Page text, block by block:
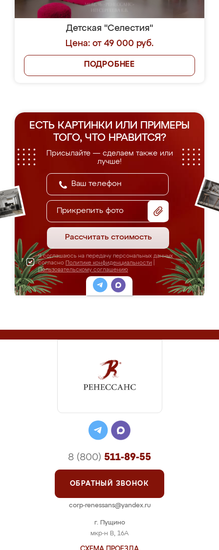
Детская "Селестия"
Цена: от 49 000 руб.
ПОДРОБНЕЕ
ЕСТЬ КАРТИНКИ ИЛИ ПРИМЕРЫ
ТОГО, ЧТО НРАВИТСЯ?
Присылайте — сделаем также или
лучше!
Прикрепить фото
Рассчитать стоимость
Я соглашаюсь на передачу персональных данных
согласно Политике конфиденциальности
Пользовательскому соглашению
г. Пущино
мкр-н В, 16А
8 (800) 511-89-55
ОБРАТНЫЙ ЗВОНОК
corp-renessans@yandex.ru